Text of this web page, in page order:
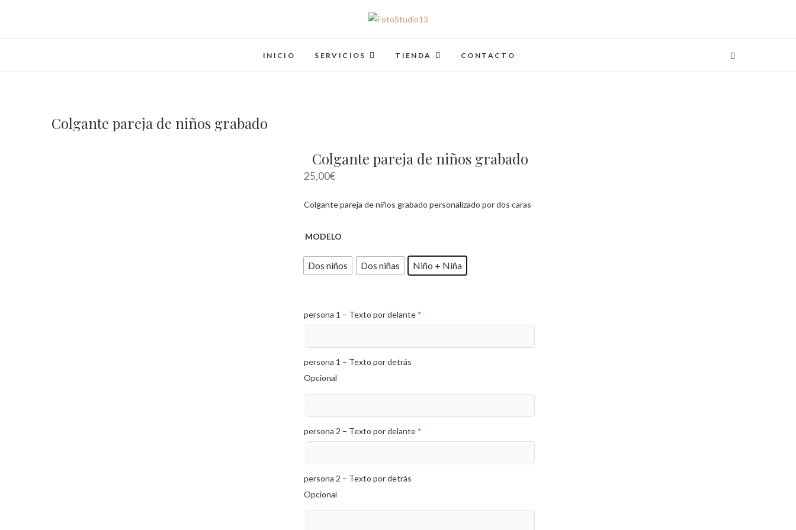
contenido
FotoStudio13
INICIO SERVICIOS TIENDA CONTACTO
Colgante pareja de niños grabado
Colgante pareja de niños grabado
25,00€
Colgante pareja de niños grabado personalizado por dos caras
MODELO
Dos niños Dos niñas Niño + Niña
persona 1 – Texto por delante *
persona 1 – Texto por detrás
Opcional
persona 2 – Texto por delante *
persona 2 – Texto por detrás
Opcional